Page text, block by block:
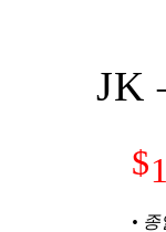
JK
$
•